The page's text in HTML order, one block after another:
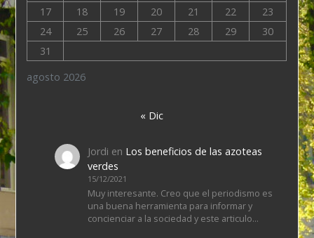
agosto 2026
17
18 19 20 21 22
23
24
25 26 27 28 29
30
31
« Dic
Jordi en Los beneficios de las azoteas
verdes
15/12/2021
Muy interesante. Creo que el periodismo es
una buena herramienta para informar y
concienciar a la sociedad y este articulo…